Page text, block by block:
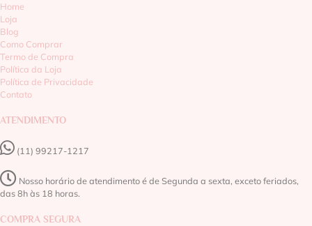
Home
Loja
Blog
Como Comprar
Termo de Compra
Política da Loja
Política de Privacidade
Contato
ATENDIMENTO
(11) 99217-1217‬
Nosso horário de atendimento é de Segunda a sexta, exceto feriados,
das 8h às 18 horas.
COMPRA SEGURA